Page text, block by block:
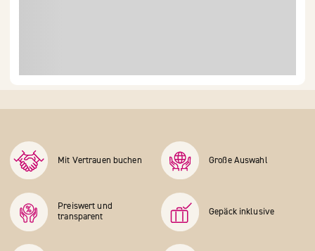
Mit Vertrauen buchen Große Auswahl
Preiswert und
transparent
Gepäck inklusive